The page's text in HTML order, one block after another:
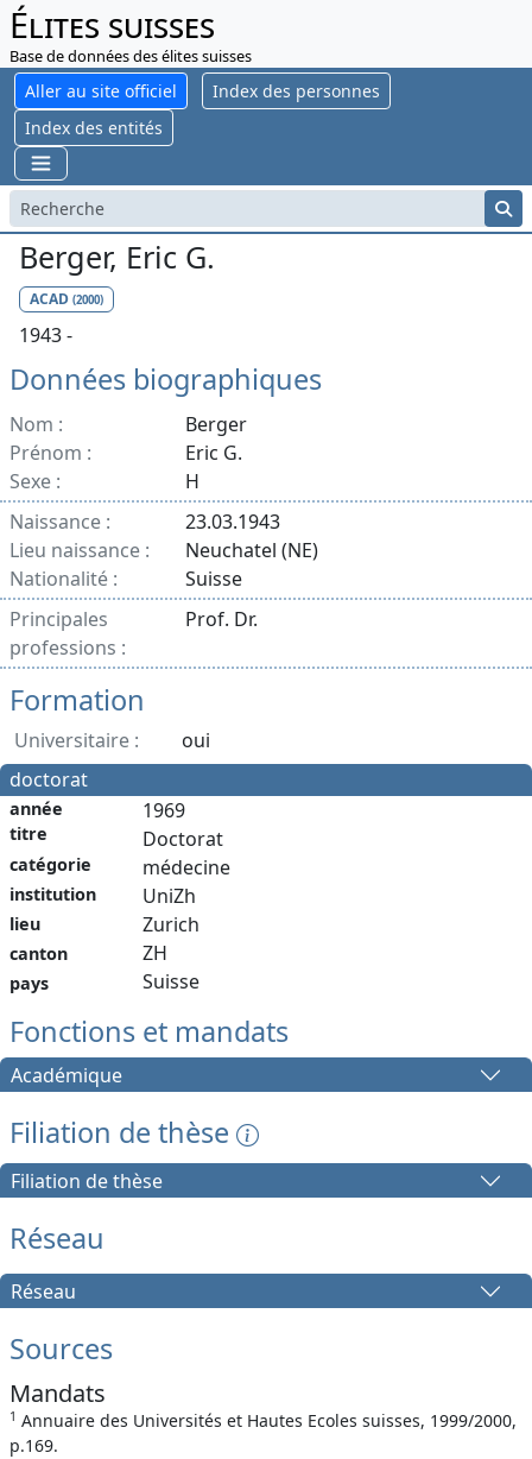
Élites suisses
Base de données des élites suisses
Aller au site officiel
Index des personnes
Index des entités
Berger, Eric G.
ACAD (2000)
1943 -
Données biographiques
Nom :
Berger
Prénom :
Eric G.
Sexe :
H
Naissance :
23.03.1943
Lieu naissance :
Neuchatel (NE)
Nationalité :
Suisse
Principales
professions :
Prof. Dr.
Formation
Universitaire :
oui
doctorat
année
titre
catégorie
institution
lieu
canton
pays
1969
Doctorat
médecine
UniZh
Zurich
ZH
Suisse
Fonctions et mandats
Académique
Filiation de thèse
Filiation de thèse
Réseau
Réseau
Sources
Mandats
1 Annuaire des Universités et Hautes Ecoles suisses, 1999/2000,
p.169.